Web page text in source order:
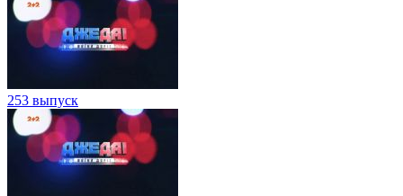
253 выпуск